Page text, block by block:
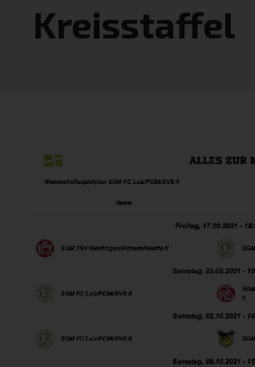
Kreisstaffel